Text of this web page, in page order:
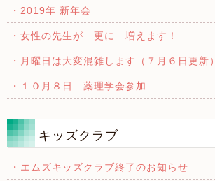
・2019年 新年会
・女性の先生が 更に 増えます！
・月曜日は大変混雑します（７月６日更新）
・１０月８日 薬理学会参加
キッズクラブ
・エムズキッズクラブ終了のお知らせ